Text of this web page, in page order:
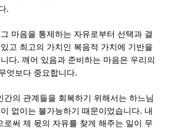
.
마음을 통제하는 자유로부터 선택과 결
고 최고의 가치인 복음적 가치에 기반을
다. 깨어 있음과 준비하는 마음은 우리의
엇보다 중요합니다.
간의 관계들을 회복하기 위해서는 하느님
없이는 불가능하기 때문이었습니다. 내
써 제 몫의 자유를 찾게 해주는 일이 무